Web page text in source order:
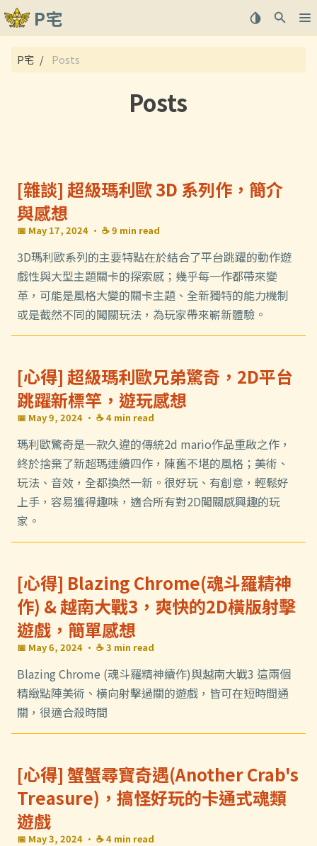
P宅
關於
P宅 Posts
Posts
[雜談] 超級瑪利歐 3D 系列作，簡介
與感想
📅 May 17, 2024 · ☕ 9 min read
3D瑪利歐系列的主要特點在於結合了平台跳躍的動作遊
戲性與大型主題關卡的探索感；幾乎每一作都帶來變
革，可能是風格大變的關卡主題、全新獨特的能力機制
或是截然不同的闖關玩法，為玩家帶來嶄新體驗。
[心得] 超級瑪利歐兄弟驚奇，2D平台
跳躍新標竿，遊玩感想
📅 May 9, 2024 · ☕ 4 min read
瑪利歐驚奇是一款久違的傳統2d mario作品重啟之作，
終於捨棄了新超瑪連續四作，陳舊不堪的風格；美術、
玩法、音效，全都換然一新。很好玩、有創意，輕鬆好
上手，容易獲得趣味，適合所有對2D闖關感興趣的玩
家。
[心得] Blazing Chrome(魂斗羅精神
作) & 越南大戰3，爽快的2D橫版射擊
遊戲，簡單感想
📅 May 6, 2024 · ☕ 3 min read
Blazing Chrome (魂斗羅精神續作)與越南大戰3 這兩個
精緻點陣美術、橫向射擊過關的遊戲，皆可在短時間通
關，很適合殺時間
[心得] 蟹蟹尋寶奇遇(Another Crab's
Treasure)，搞怪好玩的卡通式魂類
遊戲
📅 May 3, 2024 · ☕ 4 min read